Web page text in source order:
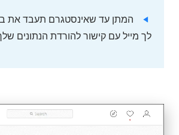
המתן עד שאינסטגרם תעבד את
לך מייל עם קישור להורדת הנתונים